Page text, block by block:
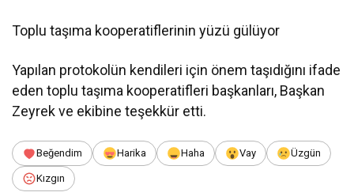
Toplu taşıma kooperatiflerinin yüzü gülüyor
Yapılan protokolün kendileri için önem taşıdığını ifade
eden toplu taşıma kooperatifleri başkanları, Başkan
Zeyrek ve ekibine teşekkür etti.
Beğendim Harika Haha Vay Üzgün
Kızgın